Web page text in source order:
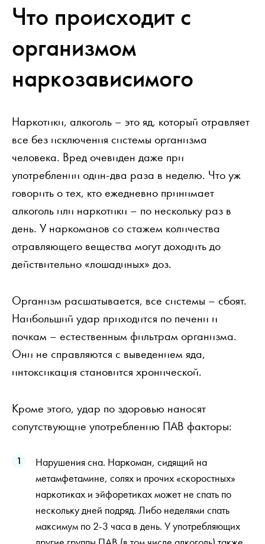
Что происходит с
организмом
наркозависимого
Наркотики, алкоголь – это яд, который отравляет
все без исключения системы организма
человека. Вред очевиден даже при
употреблении один-два раза в неделю. Что уж
говорить о тех, кто ежедневно принимает
алкоголь или наркотики – по нескольку раз в
день. У наркоманов со стажем количества
отравляющего вещества могут доходить до
действительно «лошадиных» доз.
Организм расшатывается, все системы – сбоят.
Наибольший удар приходится по печени и
почкам – естественным фильтрам организма.
Они не справляются с выведением яда,
интоксикация становится хронической.
Кроме этого, удар по здоровью наносят
сопутствующие употреблению ПАВ факторы:
Нарушения сна. Наркоман, сидящий на
метамфетамине, солях и прочих «скоростных»
наркотиках и эйфоретиках может не спать по
нескольку дней подряд. Либо неделями спать
максимум по 2-3 часа в день. У употребляющих